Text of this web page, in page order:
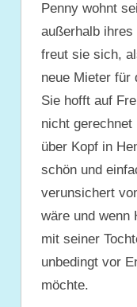
Penny wohnt
außerhalb
freut sie sich,
neue Mieter für
Sie hofft auf
nicht
über Kopf in
schön und
verunsichert
wäre und wenn
mit seiner
unbedingt vor
möchte.